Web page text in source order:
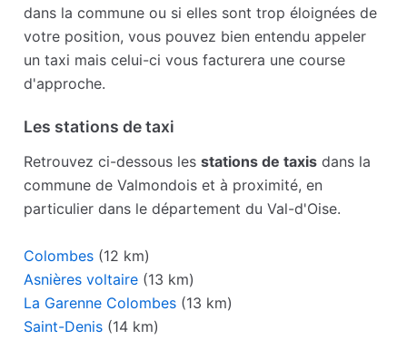
dans la commune ou si elles sont trop éloignées de
votre position, vous pouvez bien entendu appeler
un taxi mais celui-ci vous facturera une course
d'approche.
Les stations de taxi
Retrouvez ci-dessous lesstations de taxis dans la
commune de Valmondois et à proximité, en
particulier dans le département du Val-d'Oise.
Colombes (12 km)
Asnières voltaire (13 km)
La Garenne Colombes (13 km)
Saint-Denis (14 km)